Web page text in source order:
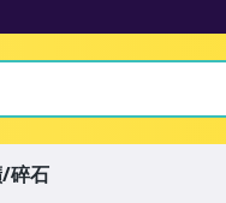
碎石